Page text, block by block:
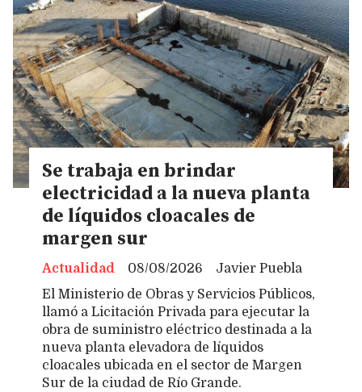
Se trabaja en brindar
electricidad a la nueva planta
de líquidos cloacales de
margen sur
Javier Puebla
Actualidad
08/08/2026
El Ministerio de Obras y Servicios Públicos,
llamó a Licitación Privada para ejecutar la
obra de suministro eléctrico destinada a la
nueva planta elevadora de líquidos
cloacales ubicada en el sector de Margen
Sur de la ciudad de Río Grande.